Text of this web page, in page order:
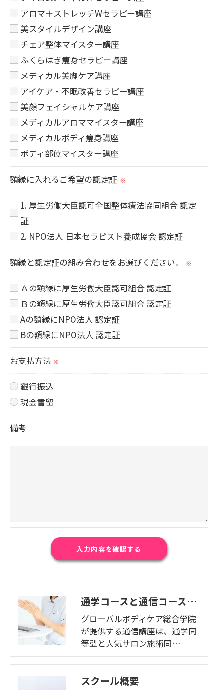
アロマ＋ストレッチWセラピー講座
美スタイルデザイン講座
チェア整体マイスター講座
ふくらはぎ痩身セラピー講座
メディカル美脚ケア講座
アイケア・不眠改善セラピー講座
美顔フェイシャルケア講座
メディカルアロママイスター講座
メディカルボディ痩身講座
ボディ部位マイスター講座
額縁に入れるご希望の認定証 ※
1. 厚生労働大臣認可全国整体療法協同組合 認定
証
2. NPO法人 日本セラピスト養成協会 認定証
額縁と認定証の組み合わせをお選びください。 ※
Ａの額縁に厚生労働大臣認可組合 認定証
Ｂの額縁に厚生労働大臣認可組合 認定証
Aの額縁にNPO法人 認定証
Bの額縁にNPO法人 認定証
お支払方法 ※
銀行振込
現金書留
備考
通学コースと通信コースの徹底比較
グローバルボディケア総合学院
が提供する通信講座は、通学同
等型と人気サロン施術同…
スクール概要